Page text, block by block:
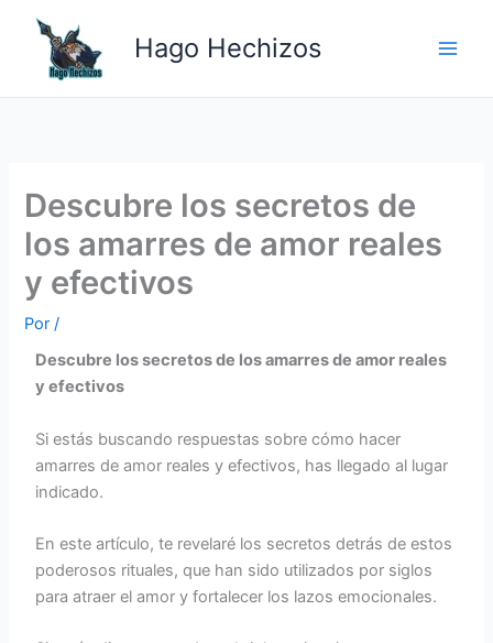
contenido
Hago Hechizos
Descubre los secretos de
los amarres de amor reales
y efectivos
Por/
Descubre los secretos de los amarres de amor reales
y efectivos
Si estás buscando respuestas sobre cómo hacer
amarres de amor reales y efectivos, has llegado al lugar
indicado.
En este artículo, te revelaré los secretos detrás de estos
poderosos rituales, que han sido utilizados por siglos
para atraer el amor y fortalecer los lazos emocionales.